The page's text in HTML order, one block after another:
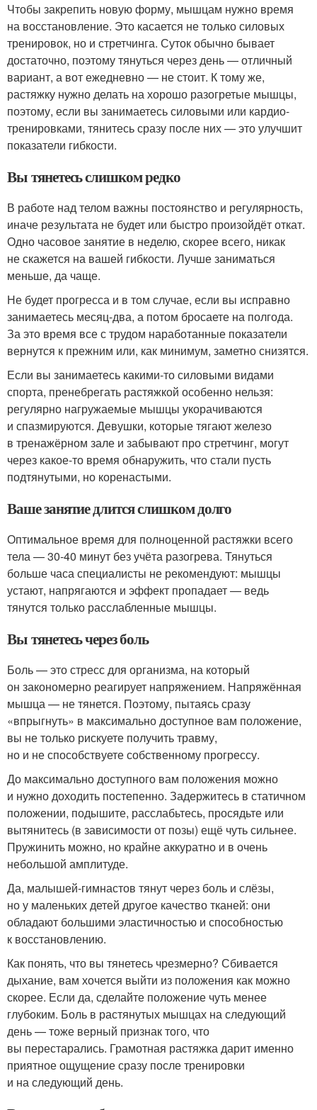
Чтобы закрепить новую форму, мышцам нужно время
на восстановление. Это касается не только силовых
тренировок, но и стретчинга. Суток обычно бывает
достаточно, поэтому тянуться через день — отличный
вариант, а вот ежедневно — не стоит. К тому же,
растяжку нужно делать на хорошо разогретые мышцы,
поэтому, если вы занимаетесь силовыми или кардио-
тренировками, тянитесь сразу после них — это улучшит
показатели гибкости.
Вы тянетесь слишком редко
В работе над телом важны постоянство и регулярность,
иначе результата не будет или быстро произойдёт откат.
Одно часовое занятие в неделю, скорее всего, никак
не скажется на вашей гибкости. Лучше заниматься
меньше, да чаще.
Не будет прогресса и в том случае, если вы исправно
занимаетесь месяц-два, а потом бросаете на полгода.
За это время все с трудом наработанные показатели
вернутся к прежним или, как минимум, заметно снизятся.
Если вы занимаетесь какими-то силовыми видами
спорта, пренебрегать растяжкой особенно нельзя:
регулярно нагружаемые мышцы укорачиваются
и спазмируются. Девушки, которые тягают железо
в тренажёрном зале и забывают про стретчинг, могут
через какое-то время обнаружить, что стали пусть
подтянутыми, но коренастыми.
Ваше занятие длится слишком долго
Оптимальное время для полноценной растяжки всего
тела — 30-40 минут без учёта разогрева. Тянуться
больше часа специалисты не рекомендуют: мышцы
устают, напрягаются и эффект пропадает — ведь
тянутся только расслабленные мышцы.
Вы тянетесь через боль
Боль — это стресс для организма, на который
он закономерно реагирует напряжением. Напряжённая
мышца — не тянется. Поэтому, пытаясь сразу
«впрыгнуть» в максимально доступное вам положение,
вы не только рискуете получить травму,
но и не способствуете собственному прогрессу.
До максимально доступного вам положения можно
и нужно доходить постепенно. Задержитесь в статичном
положении, подышите, расслабьтесь, просядьте или
вытянитесь (в зависимости от позы) ещё чуть сильнее.
Пружинить можно, но крайне аккуратно и в очень
небольшой амплитуде.
Да, малышей-гимнастов тянут через боль и слёзы,
но у маленьких детей другое качество тканей: они
обладают большими эластичностью и способностью
к восстановлению.
Как понять, что вы тянетесь чрезмерно? Сбивается
дыхание, вам хочется выйти из положения как можно
скорее. Если да, сделайте положение чуть менее
глубоким. Боль в растянутых мышцах на следующий
день — тоже верный признак того, что
вы перестарались. Грамотная растяжка дарит именно
приятное ощущение сразу после тренировки
и на следующий день.